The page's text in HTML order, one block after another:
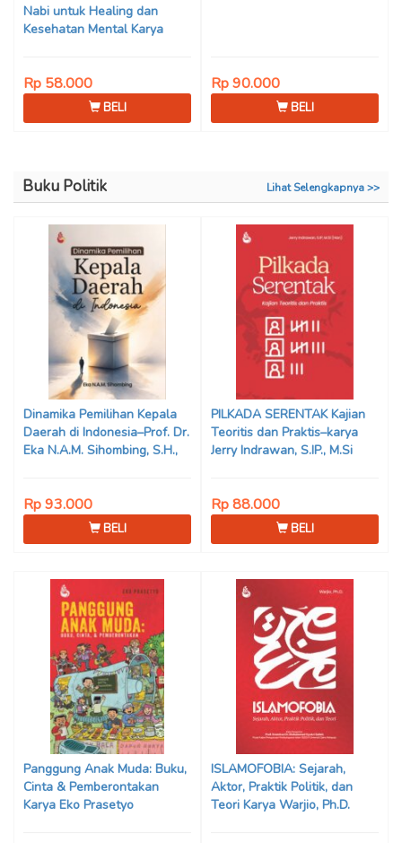
Nabi untuk Healing dan
Kesehatan Mental Karya
Saniyya Fadhila, Avanda
Chintya Cahyaning Putri, dan
Arjunedi
Rp 58.000
BELI
Rp 90.000
BELI
Buku Politik Lihat Selengkapnya >>
Dinamika Pemilihan Kepala
Daerah di Indonesia–Prof. Dr.
Eka N.A.M. Sihombing, S.H.,
Rp 93.000
BELI
PILKADA SERENTAK Kajian
Teoritis dan Praktis–karya
Jerry Indrawan, S.IP., M.Si
Rp 88.000
BELI
Panggung Anak Muda: Buku,
Cinta & Pemberontakan
Karya Eko Prasetyo
ISLAMOFOBIA: Sejarah,
Aktor, Praktik Politik, dan
Teori Karya Warjio, Ph.D.